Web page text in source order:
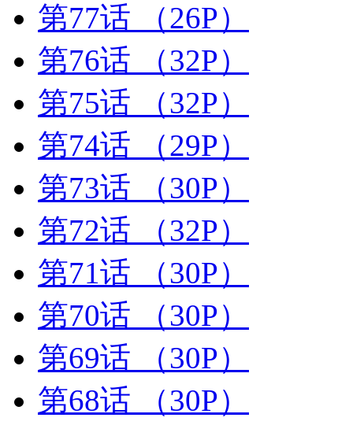
第77话
（26P）
第76话
（32P）
第75话
（32P）
第74话
（29P）
第73话
（30P）
第72话
（32P）
第71话
（30P）
第70话
（30P）
第69话
（30P）
第68话
（30P）